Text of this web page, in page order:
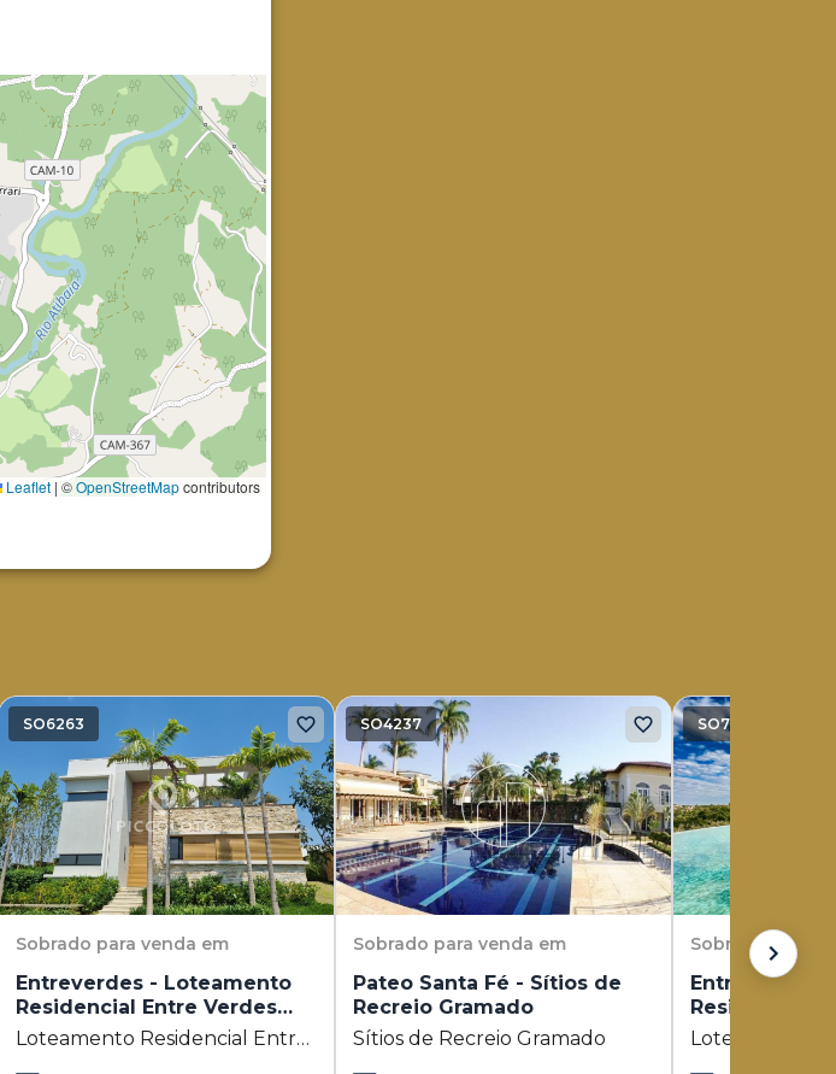
Leaflet | ©OpenStreetMapcontributors
SO6263
Sobrado para venda em
Entreverdes - Loteamento
Residencial Entre Verdes
(Sousas)
Loteamento Residencial Entre
SO4237
Sobrado para venda em
Pateo Santa Fé - Sítios de
Recreio Gramado
Sítios de Recreio Gramado
SO7128
Sobrado para
Entreverdes
Residencial
(Sousas)
Loteamento